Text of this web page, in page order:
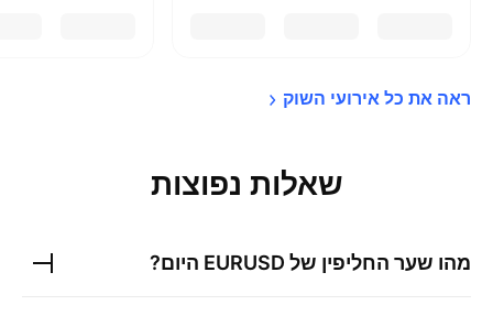
ראה את כל אירועי השוק
שאלות נפוצות
מהו שער החליפין של EURUSD היום?